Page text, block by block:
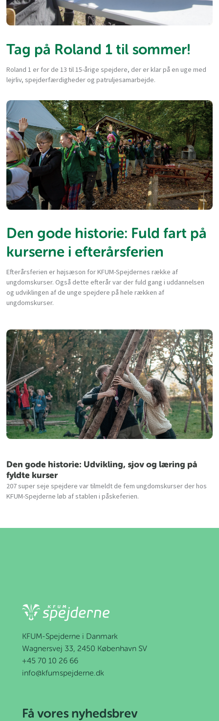
Tag på Roland 1 til sommer!
Roland 1 er for de 13 til 15-årige spejdere, der er klar på en uge med
lejrliv, spejderfærdigheder og patruljesamarbejde.
Den gode historie: Fuld fart på
kurserne i efterårsferien
Efterårsferien er højsæson for KFUM-Spejdernes række af
ungdomskurser. Også dette efterår var der fuld gang i uddannelsen
og udviklingen af de unge spejdere på hele rækken af
ungdomskurser.
Den gode historie: Udvikling, sjov og læring på
fyldte kurser
207 super seje spejdere var tilmeldt de fem ungdomskurser der hos
KFUM-Spejderne løb af stablen i påskeferien.
KFUM-Spejderne i Danmark
Wagnersvej 33, 2450 København SV
+45 70 10 26 66
info@kfumspejderne.dk
Få vores nyhedsbrev